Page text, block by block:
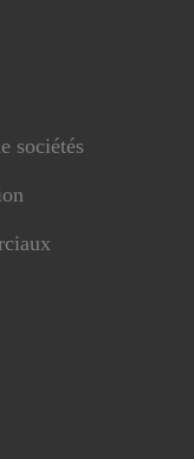
sociétés